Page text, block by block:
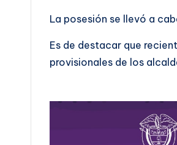
La posesión se llevó a
Es de destacar que
provisionales de los